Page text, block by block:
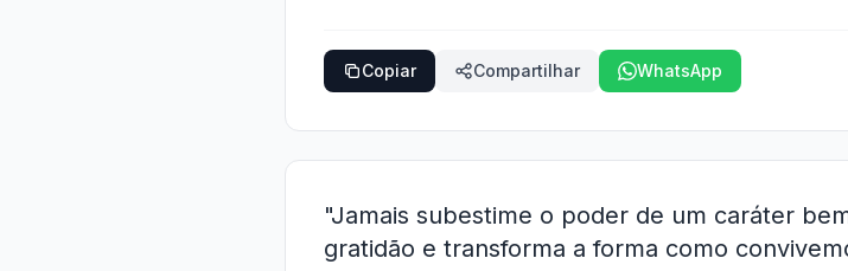
Copiar Compartilhar WhatsApp
"Jamais subestime o poder de um caráter
gratidão e transforma a forma como